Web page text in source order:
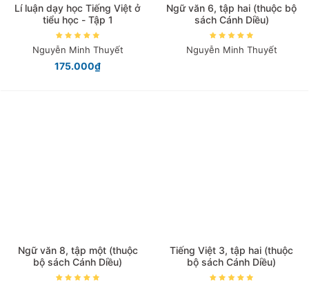
Lí luận dạy học Tiếng Việt ở
tiểu học - Tập 1
Nguyễn Minh Thuyết
175.000₫
Ngữ văn 6, tập hai (thuộc bộ
sách Cánh Diều)
Nguyễn Minh Thuyết
Ngữ văn 8, tập một (thuộc
bộ sách Cánh Diều)
Tiếng Việt 3, tập hai (thuộc
bộ sách Cánh Diều)